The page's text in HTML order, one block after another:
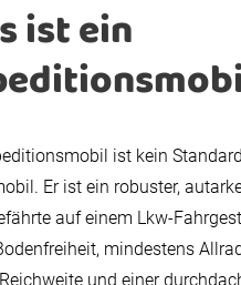
ist ein
ist kein
Er ist ein robuster,
auf einem Lkw-
mindestens
und einer